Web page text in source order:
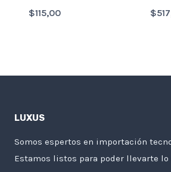
$115,00 $
LUXUS
Somos espertos en importación
Estamos listos para poder llevarte lo